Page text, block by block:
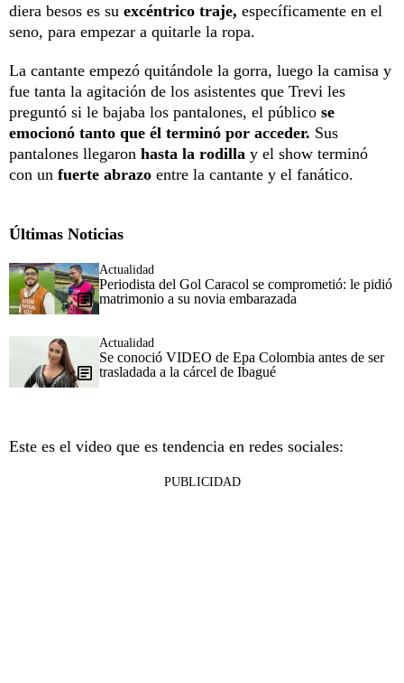
diera besos es su excéntrico traje, específicamente en el
seno, para empezar a quitarle la ropa.
La cantante empezó quitándole la gorra, luego la camisa y
fue tanta la agitación de los asistentes que Trevi les
preguntó si le bajaba los pantalones, el público se
emocionó tanto que él terminó por acceder. Sus
pantalones llegaron hasta la rodilla y el show terminó
con un fuerte abrazo entre la cantante y el fanático.
Últimas Noticias
Actualidad
Periodista del Gol Caracol se comprometió: le pidió
matrimonio a su novia embarazada
Actualidad
Se conoció VIDEO de Epa Colombia antes de ser
trasladada a la cárcel de Ibagué
Este es el video que es tendencia en redes sociales:
PUBLICIDAD